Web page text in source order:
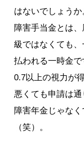
はないでしょうか
障害手当金とは
級ではなくても
払われる一時金
0.7以上の視力が
悪くても申請は通
障害年金じゃな
（笑）。